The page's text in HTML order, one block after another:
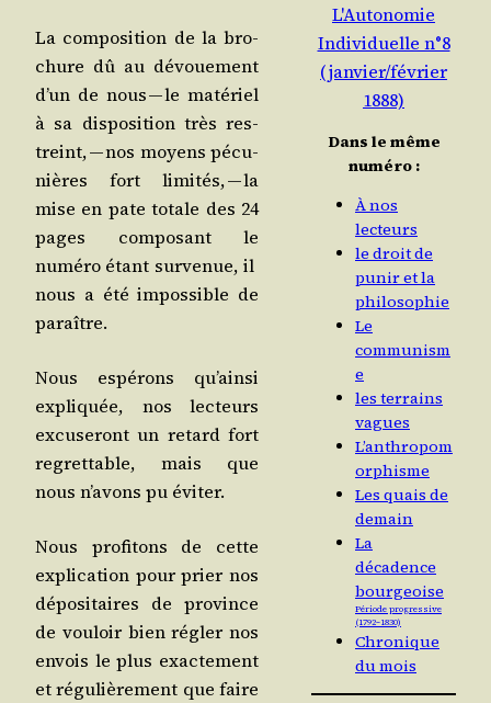
La com­po­si­tion de la bro­
chure dû au dévoue­ment
d’un de nous — le maté­riel
à sa dis­po­si­tion très res­
treint, — nos moyens pécu­
nières fort limi­tés, — la
mise en pate totale des 24
pages com­po­sant le
numé­ro étant sur­ve­nue, il
nous a été impos­sible de
paraître.
Nous espé­rons qu’ain­si
expli­quée, nos lec­teurs
excu­se­ront un retard fort
regret­table, mais que
nous n’a­vons pu éviter.
Nous pro­fi­tons de cette
expli­ca­tion pour prier nos
dépo­si­taires de pro­vince
de vou­loir bien régler nos
envois le plus exac­te­ment
et régu­liè­re­ment que faire
L'Autonomie
Individuelle n°8
(janvier/février
1888)
Dans le même
numéro :
À nos
lecteurs
le droit de
punir et la
philosophie
Le
communism
e
les terrains
vagues
L’anthropom
orphisme
Les quais de
demain
La
décadence
bourgeoise
Période progressive
(1792 – 1830)
Chronique
du mois